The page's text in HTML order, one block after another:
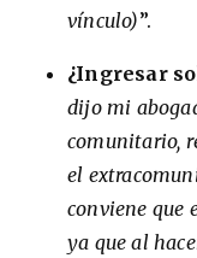
vínculo)”.
¿Ingresar
dijo mi
comunitario,
el
conviene que
ya que al